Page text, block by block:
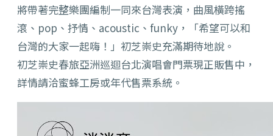
將帶著完整樂團編制一同來台灣表演，曲風橫跨搖
滾、pop、抒情、 acoustic、funky，「希望可以和
台灣的大家一起嗨！ 」初芝崇史充滿期待地說。
初芝崇史春旅亞洲巡迴台北演唱會門票現正販售中，
詳情請洽蜜蜂工房或年代售票系統。